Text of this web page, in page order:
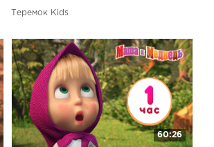
Теремок Kids
60:26